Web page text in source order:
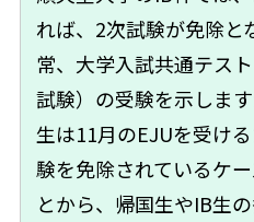
れば、2次試験が免除と
常、大学入試共通テス
試験）の受験を示しま
生は11月のEJUを受け
験を免除されているケ
とから、帰国生やIB生